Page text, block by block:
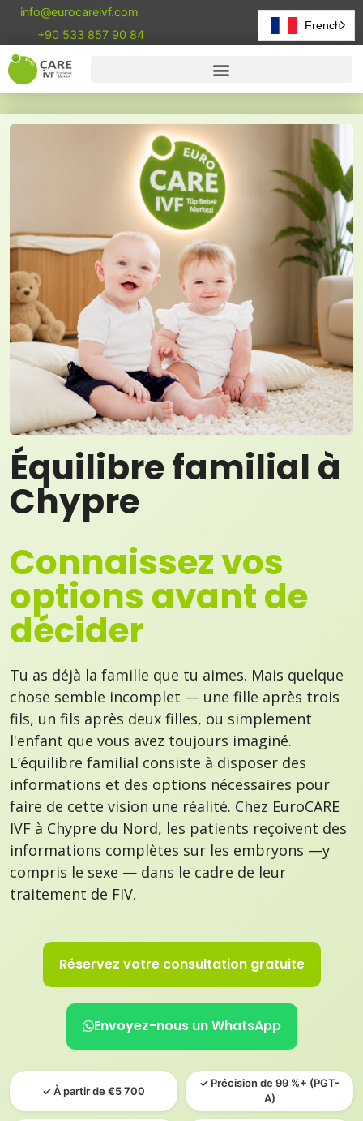
info@eurocareivf.com
+90 533 857 90 84
Équilibre familial à
Chypre
Connaissez vos
options avant de
décider
Tu as déjà la famille que tu aimes. Mais quelque
chose semble incomplet — une fille après trois
fils, un fils après deux filles, ou simplement
l'enfant que vous avez toujours imaginé.
L’équilibre familial consiste à disposer des
informations et des options nécessaires pour
faire de cette vision une réalité. Chez EuroCARE
IVF à Chypre du Nord, les patients reçoivent des
informations complètes sur les embryons —y
compris le sexe — dans le cadre de leur
traitement de FIV.
Réservez votre consultation gratuite
Envoyez-nous un WhatsApp
✓ À partir de €5 700
✓ Précision de 99 %+ (PGT-
A)
French